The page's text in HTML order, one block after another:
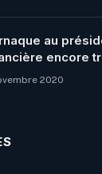
au
encore
2020